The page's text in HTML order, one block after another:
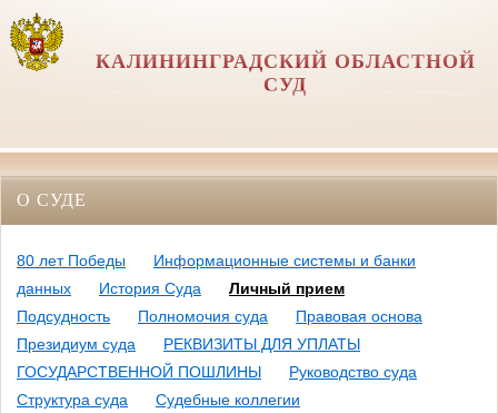
КАЛИНИНГРАДСКИЙ ОБЛАСТНОЙ
СУД
О СУДЕ
80 лет Победы
Информационные системы и банки
данных
История Суда
Личный прием
Подсудность
Полномочия суда
Правовая основа
Президиум суда
РЕКВИЗИТЫ ДЛЯ УПЛАТЫ
ГОСУДАРСТВЕННОЙ ПОШЛИНЫ
Руководство суда
Структура суда
Судебные коллегии